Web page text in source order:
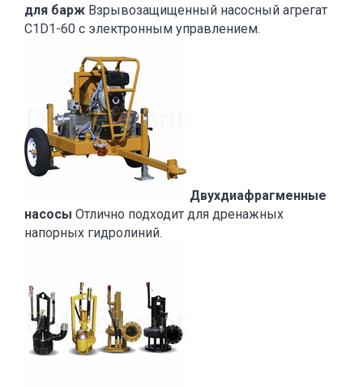
для барж Взрывозащищенный насосный агрегат
C1D1-60 с электронным управлением.
Двухдиафрагменные
насосы Отлично подходит для дренажных
напорных гидролиний.